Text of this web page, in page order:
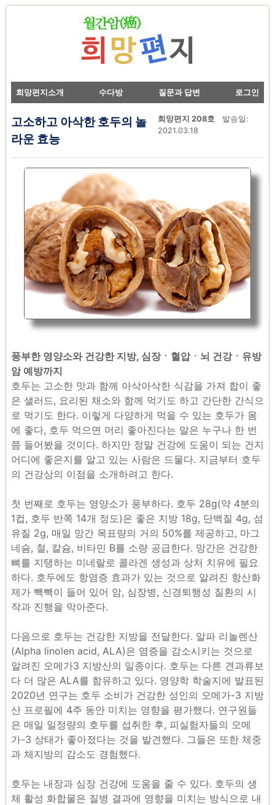
희망편지소개 수다방 질문과 답변 로그인
고소하고 아삭한 호두의 놀
라운 효능
희망편지 208호발송일:
2021.03.18
풍부한 영양소와 건강한 지방, 심장ㆍ혈압ㆍ뇌 건강ㆍ유방
암 예방까지
호두는 고소한 맛과 함께 아삭아삭한 식감을 가져 합이 좋
은 샐러드, 요리된 채소와 함께 먹기도 하고 간단한 간식으
로 먹기도 한다. 이렇게 다양하게 먹을 수 있는 호두가 몸
에 좋다, 호두 먹으면 머리 좋아진다는 말은 누구나 한 번
쯤 들어봤을 것이다. 하지만 정말 건강에 도움이 되는 건지
어디에 좋은지를 알고 있는 사람은 드물다. 지금부터 호두
의 건강상의 이점을 소개하려고 한다.
첫 번째로 호두는 영양소가 풍부하다. 호두 28g(약 4분의
1컵, 호두 반쪽 14개 정도)은 좋은 지방 18g, 단백질 4g, 섬
유질 2g, 매일 망간 목표량의 거의 50%를 제공하고, 마그
네슘, 철, 칼슘, 비타민 B를 소량 공급한다. 망간은 건강한
뼈를 지탱하는 미네랄로 콜라겐 생성과 상처 치유에 필요
하다. 호두에도 항염증 효과가 있는 것으로 알려진 항산화
제가 빽빽이 들어 있어 암, 심장병, 신경퇴행성 질환의 시
작과 진행을 막아준다.
다음으로 호두는 건강한 지방을 전달한다. 알파 리놀렌산
(Alpha linolen acid, ALA)은 염증을 감소시키는 것으로
알려진 오메가3 지방산의 일종이다. 호두는 다른 견과류보
다 더 많은 ALA를 함유하고 있다. 영양학 학술지에 발표된
2020년 연구는 호두 소비가 건강한 성인의 오메가-3 지방
산 프로필에 4주 동안 미치는 영향을 평가했다. 연구원들
은 매일 일정량의 호두를 섭취한 후, 피실험자들의 오메
가-3 상태가 좋아졌다는 것을 발견했다. 그들은 또한 체중
과 체지방의 감소도 경험했다.
호두는 내장과 심장 건강에 도움을 줄 수 있다. 호두의 생
체 활성 화합물은 질병 결과에 영향을 미치는 방식으로 내